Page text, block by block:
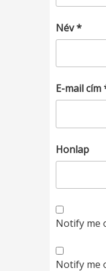
Név*
E-mail cím
Honlap
Notify me
Notify me